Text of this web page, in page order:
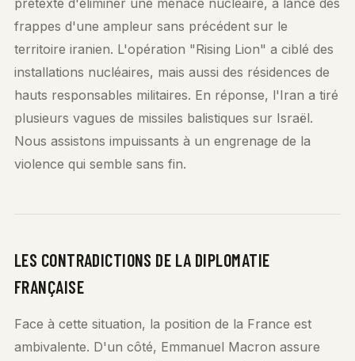
prétexte d'éliminer une menace nucléaire, a lancé des
frappes d'une ampleur sans précédent sur le
territoire iranien. L'opération "Rising Lion" a ciblé des
installations nucléaires, mais aussi des résidences de
hauts responsables militaires. En réponse, l'Iran a tiré
plusieurs vagues de missiles balistiques sur Israël.
Nous assistons impuissants à un engrenage de la
violence qui semble sans fin.
LES CONTRADICTIONS DE LA DIPLOMATIE
FRANÇAISE
Face à cette situation, la position de la France est
ambivalente. D'un côté, Emmanuel Macron assure